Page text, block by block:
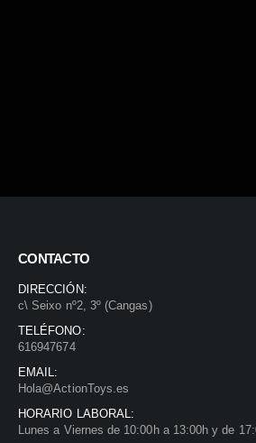
CONTACTO
DIRECCIÓN:
c\ Seixo nº2, 3º (Cangas)
TELÉFONO:
616947674
EMAIL:
Hola@ActionToys.es
HORARIO LABORAL:
Lunes a Viernes de 10:00h a 13:00h y de